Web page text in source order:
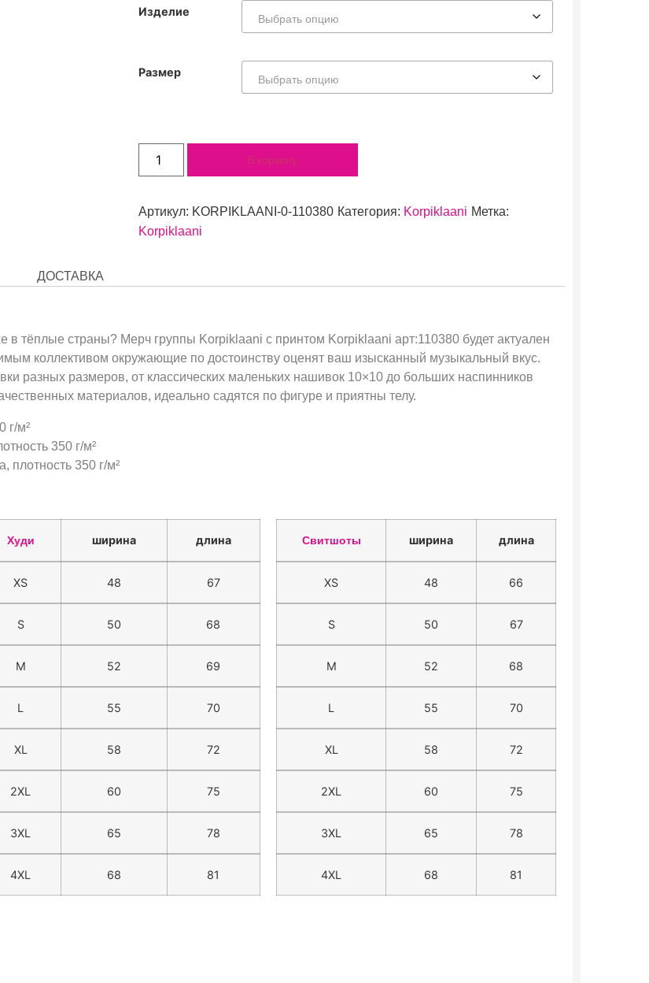
Изделие
Размер
В корзину
Артикул: KORPIKLAANI-0-110380 Категория: Korpiklaani Метка:
Korpiklaani
ДОСТАВКА
в тёплые страны? Мерч группы Korpiklaani с принтом Korpiklaani арт:110380 будет актуален
коллективом окружающие по достоинству оценят ваш изысканный музыкальный вкус.
разных размеров, от классических маленьких нашивок 10×10 до больших наспинников
материалов, идеально садятся по фигуре и приятны телу.
г/м²
350 г/м²
плотность 350 г/м²
Худи ширина длина
XS 48 67
S 50 68
M 52 69
L 55 70
XL 58 72
2XL 60 75
3XL 65 78
4XL 68 81
Свитшоты ширина длина
XS 48 66
S 50 67
M 52 68
L 55 70
XL 58 72
2XL 60 75
3XL 65 78
4XL 68 81